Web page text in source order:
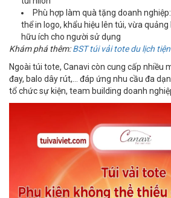
Phù hợp làm quà tặng doanh
thể in logo, khẩu hiệu lên túi, vừa
hữu ích cho người sử dụng
Khám phá thêm: BST túi vải tote du lịch
Ngoài túi tote, Canavi còn cung cấp nhiều
đay, balo dây rút,… đáp ứng nhu cầu đa
tổ chức sự kiện, team building doanh